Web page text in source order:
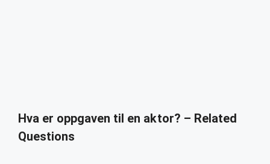
Hva er oppgaven til en aktor? – Related
Questions